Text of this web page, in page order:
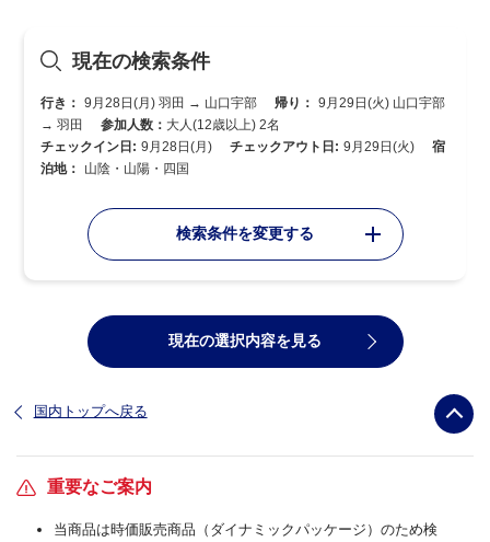
現在の検索条件
行き： 9月28日(月) 羽田 → 山口宇部 帰り： 9月29日(火) 山口宇部
→ 羽田
参加人数： 大人(12歳以上) 2名
チェックイン日: 9月28日(月) チェックアウト日: 9月29日(火)
宿
泊地：
山陰・山陽・四国
検索条件を変更する
現在の選択内容を見る
国内トップへ戻る
重要なご案内
当商品は時価販売商品（ダイナミックパッケージ）のため検